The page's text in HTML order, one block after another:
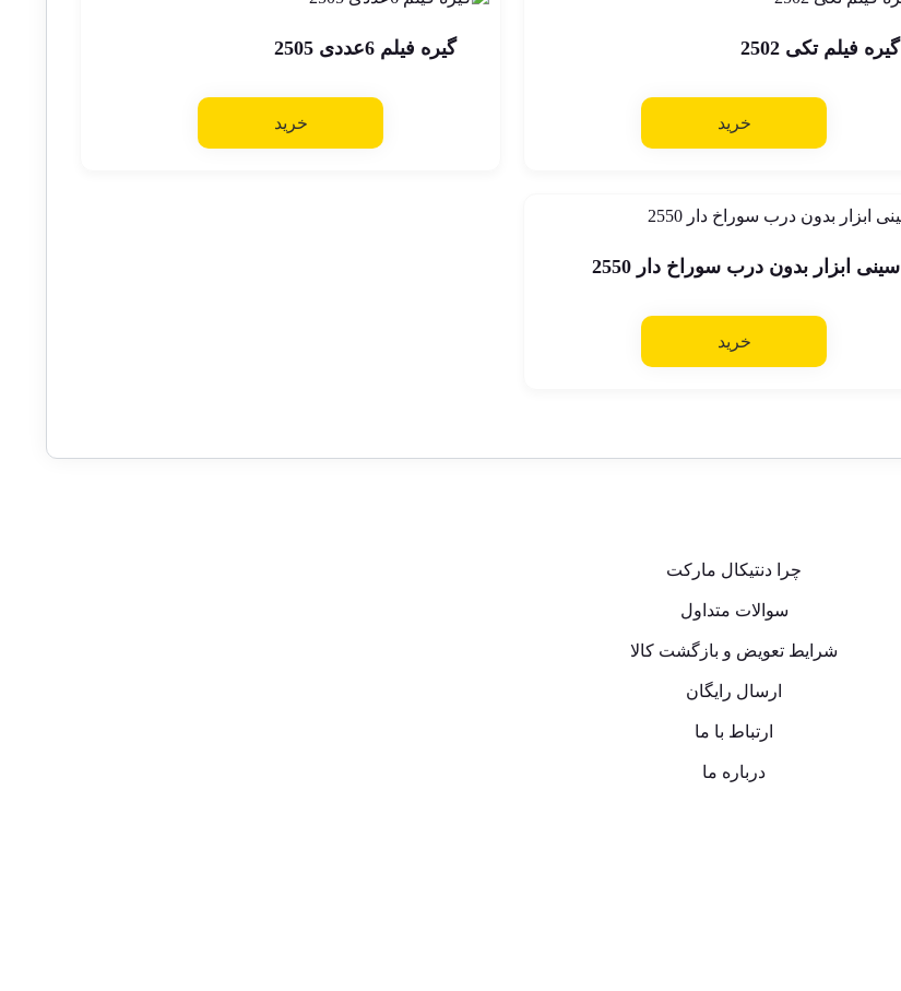
گیره فیلم تکی 2502
خرید
گیره فیلم 6عددی 2505
خرید
سینی ابزار بدون درب سوراخ دار 2550
خرید
چرا دنتیکال مارکت
سوالات متداول
شرایط تعویض و بازگشت کالا
ارسال رایگان
ارتباط با ما
درباره ما